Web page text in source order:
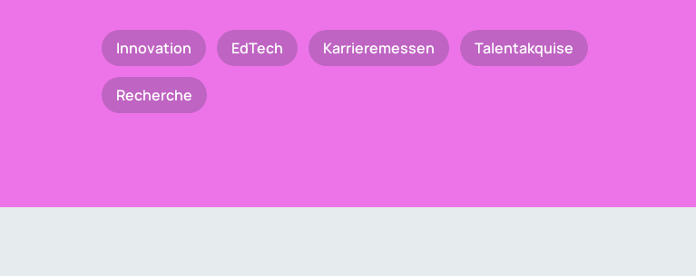
Innovation EdTech Karrieremessen Talentakquise
Recherche